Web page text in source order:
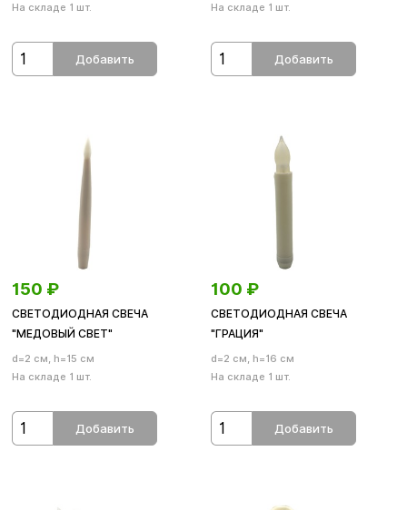
На складе 1 шт.
Добавить
На складе 1 шт.
Добавить
150 ₽
СВЕТОДИОДНАЯ СВЕЧА
"МЕДОВЫЙ СВЕТ"
d=2 см, h=15 см
На складе 1 шт.
Добавить
100 ₽
СВЕТОДИОДНАЯ СВЕЧА
"ГРАЦИЯ"
d=2 см, h=16 см
На складе 1 шт.
Добавить